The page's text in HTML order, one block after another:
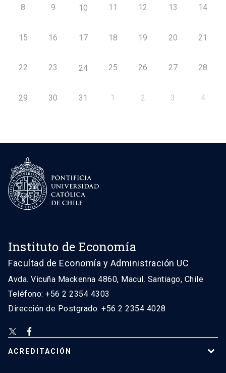
8 9 10 11 12 13 14
15 16 17 18 19 20 21
22 23 24 25 26 27 28
29 30 31 1 2 3 4
Instituto de Economía
Facultad de Economía y Administración UC
Avda. Vicuña Mackenna 4860, Macul. Santiago, Chile
Teléfono: +56 2 2354 4303
Dirección de Postgrado: +56 2 2354 4028
ACREDITACIÓN